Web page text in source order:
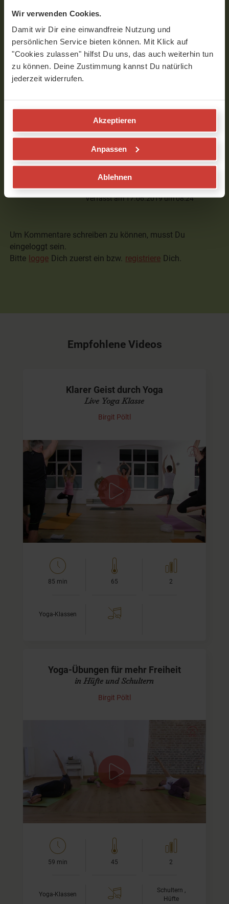
Wir verwenden Cookies.
Damit wir Dir eine einwandfreie Nutzung und
persönlichen Service bieten können. Mit Klick auf
"Cookies zulassen" hilfst Du uns, das auch weiterhin tun
zu können. Deine Zustimmung kannst Du natürlich
jederzeit widerrufen.
Akzeptieren
Anpassen
Ablehnen
Ilona
Liebe Birgit,
Danke für dieses Video, einfach aber doch
fordernd! Macht immer wieder Freude.
Danke
Birgit
Danke liebe Ilona! Dann bis zum
Birgit
Verfasst am 17.06.2019 um 08:24
Um Kommentare schreiben zu können, musst Du
eingeloggt sein.
Bitte logge Dich zuerst ein bzw. registriere Dich.
Empfohlene Videos
Klarer Geist durch Yoga
Live Yoga Klasse
Birgit Pöltl
Unser Geist ist wie ein See
Ist sein Wasser klar und rein, dann können wir bis zum
Grund sehen. Oftmals aber wird das Wasser getrübt von
negativen Gedanken, Unwissenheit und Irrtum. Dann sind
85 min 65 2
Yoga-Klassen
Yoga-Übungen für mehr Freiheit
in Hüfte und Schultern
Birgit Pöltl
Die Yoga-Übungen in diesem Video fokussieren auf die
Bewegung von Schultern und Hüfte. Beides sind Bereiche
des Körper, in denen wir dazu neigen, emotionale…
59 min 45 2
Yoga-Klassen
Schultern ,
Hüfte